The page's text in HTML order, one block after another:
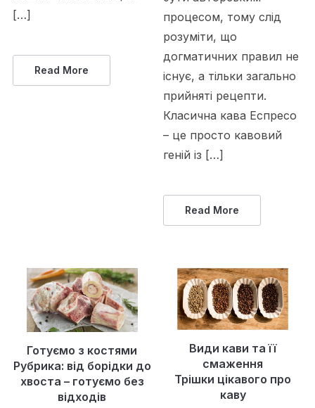
[…]
Read More
процесом, тому слід
розуміти, що
догматичних правил не
існує, а тільки загально
прийняті рецепти.
Класична кава Еспресо
– це просто кавовий
геній із […]
Read More
Готуємо з костями
Рубрика: від борідки до
хвоста – готуємо без
відходів
Види кави та її
смаження
Трішки цікавого про
каву